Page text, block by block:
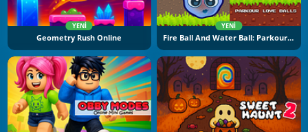
YENI
Geometry Rush Online
YENI
Fire Ball And Water Ball: Parkour Love Balls